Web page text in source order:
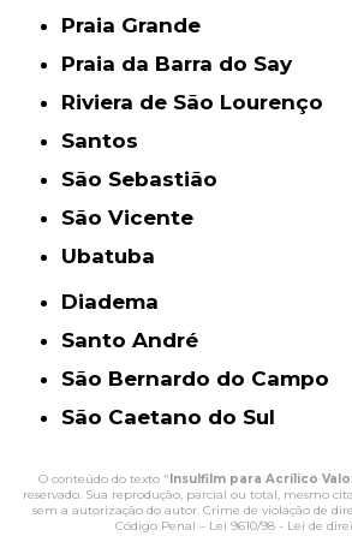
Praia Grande
Praia da Barra do Say
Riviera de São Lourenço
Santos
São Sebastião
São Vicente
Ubatuba
Diadema
Santo André
São Bernardo do Campo
São Caetano do Sul
O conteúdo do texto "Insulfilm para Acrílico
reservado. Sua reprodução, parcial ou total, mesmo
sem a autorização do autor. Crime de violação de
Código Penal – Lei 9610/98 - Lei de